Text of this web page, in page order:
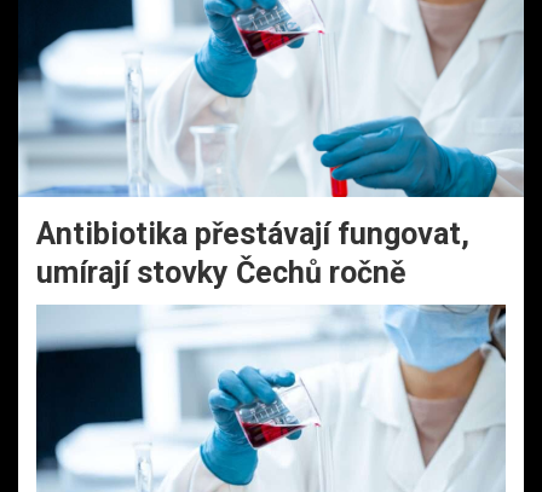
Antibiotika přestávají fungovat,
umírají stovky Čechů ročně